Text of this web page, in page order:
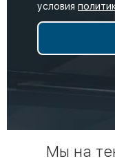
условия
Мы на